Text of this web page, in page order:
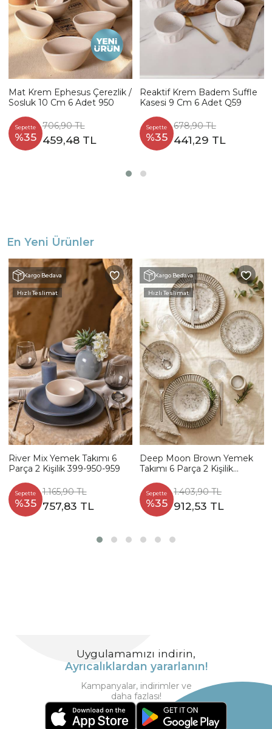
Mat Krem Ephesus Çerezlik /
Sosluk 10 Cm 6 Adet 950
Sepette
%35
706,90 TL
459,48 TL
Reaktif Krem Badem Suffle
Kasesi 9 Cm 6 Adet Q59
Sepette
%35
678,90 TL
441,29 TL
En Yeni Ürünler
Kargo Bedava
Hızlı Teslimat
River Mix Yemek Takımı 6
Parça 2 Kişilik 399-950-959
Sepette
%35
1.165,90 TL
757,83 TL
Kargo Bedava
Hızlı Teslimat
Deep Moon Brown Yemek
Takımı 6 Parça 2 Kişilik
Sepette
%35
1.403,90 TL
912,53 TL
Uygulamamızı indirin,
Ayrıcalıklardan yararlanın!
Kampanyalar, indirimler ve
daha fazlası!